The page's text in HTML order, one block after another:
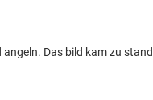
Das bild kam zu